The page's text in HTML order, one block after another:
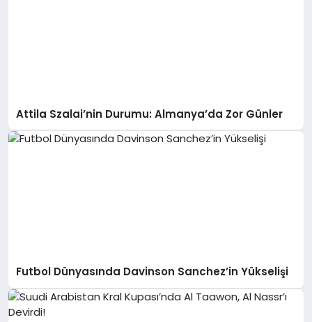
Attila Szalai’nin Durumu: Almanya’da Zor Günler
Futbol Dünyasında Davinson Sanchez’in Yükselişi